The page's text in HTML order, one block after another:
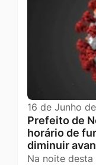
16 de Junho
Prefeito de
horário de
diminuir
Na noite